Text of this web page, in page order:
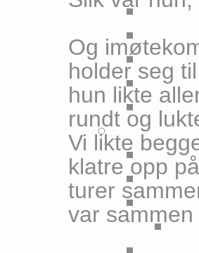
Og
holder seg
hun likte
rundt og
Vi likte
klatre opp
turer
var